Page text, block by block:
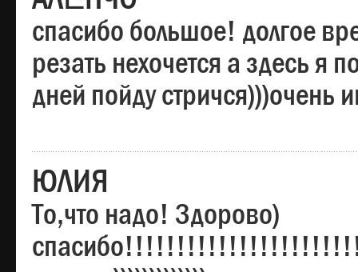
спасибо большое! долгое
резать нехочется а здесь я
дней пойду стричся)))очень
ЮЛИЯ
То,что надо! Здорово)